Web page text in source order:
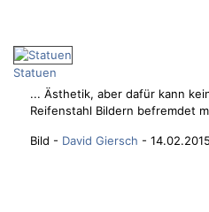
Statuen
... Ästhetik, aber dafür kann
Reifenstahl Bildern befremdet
Bild - David Giersch -